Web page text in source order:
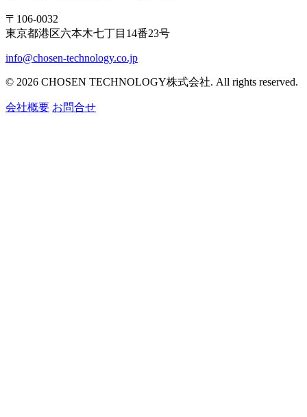
〒106-0032
東京都港区六本木七丁目14番23号
info@chosen-technology.co.jp
© 2026 CHOSEN TECHNOLOGY株式会社. All rights reserved.
会社概要 お問合せ